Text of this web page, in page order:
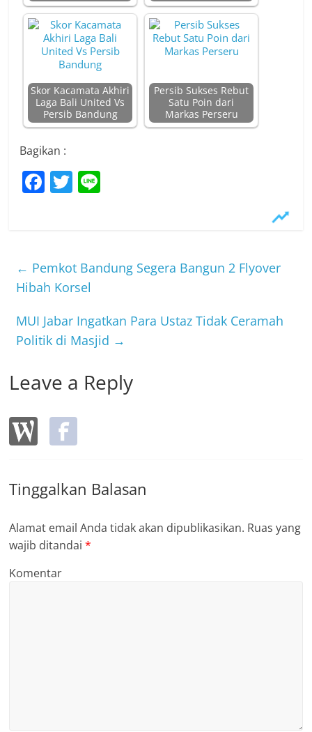
Skor Kacamata Akhiri
Laga Bali United Vs
Persib Bandung
Persib Sukses Rebut
Satu Poin dari
Markas Perseru
Bagikan :
F
b
o
o
k
T
← Pemkot Bandung Segera Bangun 2 Flyover
Hibah Korsel
MUI Jabar Ingatkan Para Ustaz Tidak Ceramah
Politik di Masjid →
Leave a Reply
Tinggalkan Balasan
Alamat email Anda tidak akan dipublikasikan. Ruas yang
wajib ditandai*
Komentar